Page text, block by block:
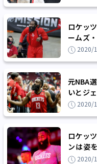
ロケッ
ームズ
全力で取
2020/
元NBA
いとジ
ているこ
2020/
ロケッ
ンは姿
り、合流
2020/